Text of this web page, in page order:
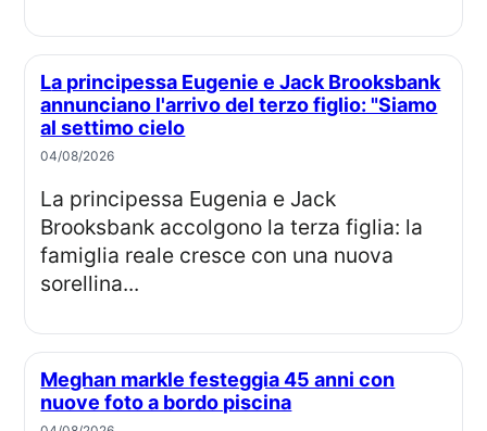
La principessa Eugenie e Jack Brooksbank
annunciano l'arrivo del terzo figlio: "Siamo
al settimo cielo
04/08/2026
La principessa Eugenia e Jack
Brooksbank accolgono la terza figlia: la
famiglia reale cresce con una nuova
sorellina...
Meghan markle festeggia 45 anni con
nuove foto a bordo piscina